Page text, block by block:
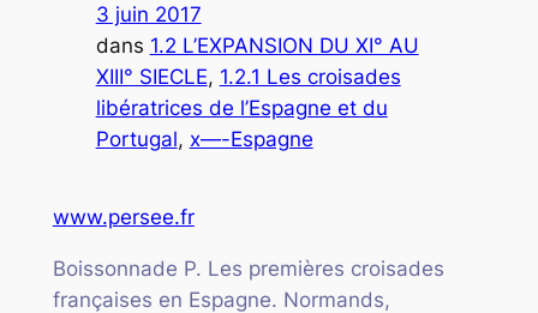
3 juin 2017
dans 1.2 L’EXPANSION DU XI° AU
XIII° SIECLE, 1.2.1 Les croisades
libératrices de l’Espagne et du
Portugal, x—-Espagne
www.persee.fr
Boissonnade P. Les premières croisades
françaises en Espagne. Normands,